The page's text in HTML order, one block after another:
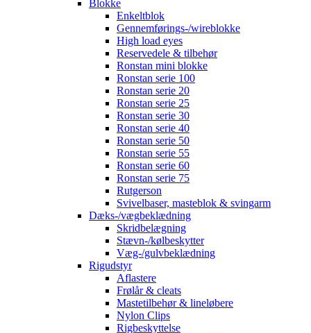
Blokke
Enkeltblok
Gennemførings-/wireblokke
High load eyes
Reservedele & tilbehør
Ronstan mini blokke
Ronstan serie 100
Ronstan serie 20
Ronstan serie 25
Ronstan serie 30
Ronstan serie 40
Ronstan serie 50
Ronstan serie 55
Ronstan serie 60
Ronstan serie 75
Rutgerson
Svivelbaser, masteblok & svingarm
Dæks-/vægbeklædning
Skridbelægning
Stævn-/kølbeskytter
Væg-/gulvbeklædning
Rigudstyr
Aflastere
Frølår & cleats
Mastetilbehør & lineløbere
Nylon Clips
Rigbeskyttelse